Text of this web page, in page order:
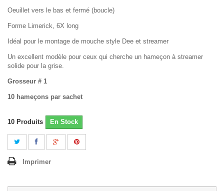
Oeuillet vers le bas et fermé (boucle)
Forme Limerick, 6X long
Idéal pour le montage de mouche style Dee et streamer
Un excellent modèle pour ceux qui cherche un hameçon à streamer
solide pour la grise.
Grosseur # 1
10 hameçons par sachet
10 Produits En Stock
Imprimer